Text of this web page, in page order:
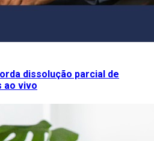
dissolução parcial de
ao vivo